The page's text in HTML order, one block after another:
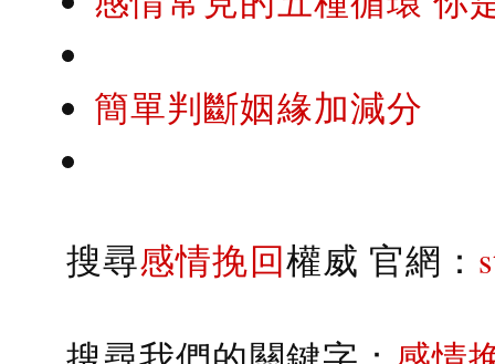
簡單判斷姻緣加減分
搜尋感情挽回權威 官網：